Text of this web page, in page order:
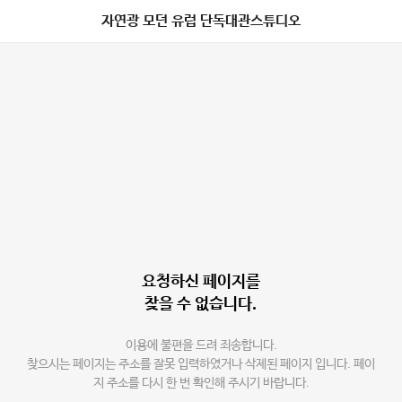
자연광 모던 유럽 단독대관스튜디오
요청하신 페이지를
찾을 수 없습니다.
이용에 불편을 드려 죄송합니다.
찾으시는 페이지는 주소를 잘못 입력하였거나 삭제된 페이지 입니다. 페이
지 주소를 다시 한 번 확인해 주시기 바랍니다.